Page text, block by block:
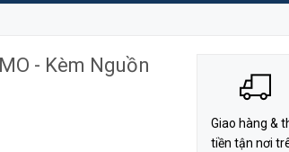
- Kèm Nguồn
Giao hàng &
tiền tận nơi